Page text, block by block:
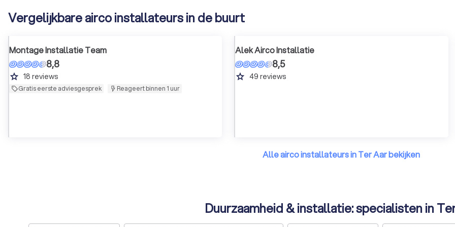
Vergelijkbare airco installateurs in de buurt
Montage Installatie Team
8,8
grade 18 reviews
Gratis eerste adviesgesprek Reageert binnen 1 uur
Alek Airco Installatie
8,5
grade 49 reviews
Alle airco installateurs in Ter Aar bekijken
Duurzaamheid & installatie: specialisten in